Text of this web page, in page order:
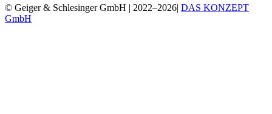
© Geiger & Schlesinger GmbH | 2022–2026| DAS KONZEPT
GmbH